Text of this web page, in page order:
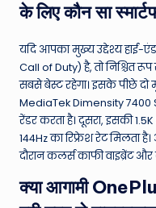
के लिए कौन सा
यदि आपका मुख्य उद्देश्य हाई-
Call of Duty) है, तो निश्चित
सबसे बेस्ट रहेगा। इसके पीछे दो
MediaTek Dimensity 7400
रेंडर करता है। दूसरा, इसकी
144Hz का रिफ्रेश रेट मिलता
दौरान कलर्स काफी वाइब्रेंट
क्या आगामी